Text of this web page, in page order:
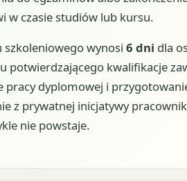
w czasie studiów lub kursu.
wynosi 6 dni dla
potwierdzającego kwalifikacje
dyplomowej i
z prywatnej inicjatywy
nie powstaje.